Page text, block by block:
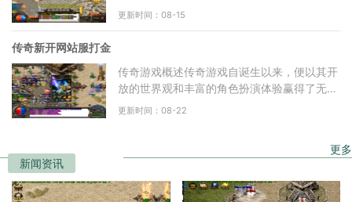
选择不同的职业，进行角色扮演。在传奇三网
更新时间：08-15
传奇新开网站服打金
传奇游戏概述传奇游戏自诞生以来，便以其开
放的世界观和丰富的角色扮演体验赢得了无数
玩家的青睐。在这个虚拟的世界中，玩家可以
更新时间：08-22
新闻资讯
更多